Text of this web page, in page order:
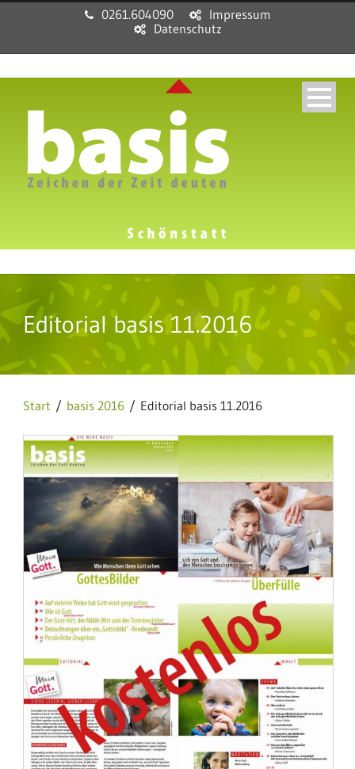
0261.604090
Impressum
Datenschutz
Editorial basis 11.2016
Start / basis 2016 / Editorial basis 11.2016